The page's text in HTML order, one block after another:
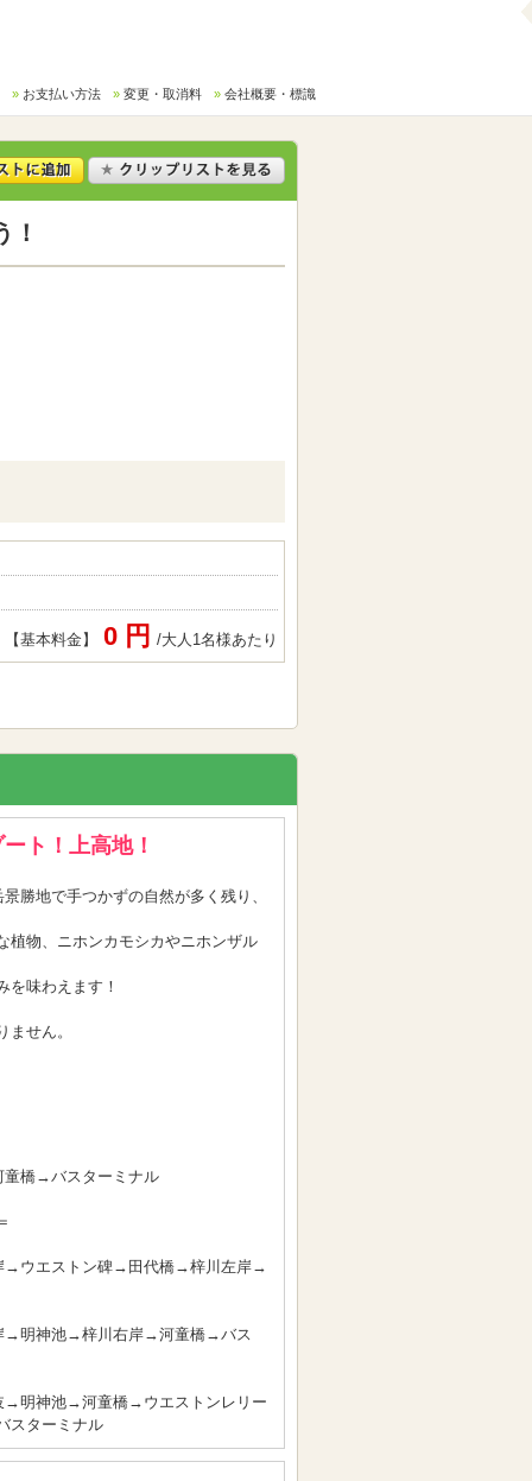
お支払い方法 変更・取消料 会社概要・標識
！
【基本料金】 0 円 /大人1名様あたり
ト！上高地！
勝地で手つかずの自然が多く残り、
植物、ニホンカモシカやニホンザル
を味わえます！
せん。
橋→バスターミナル
→ウエストン碑→田代橋→梓川左岸→
→明神池→梓川右岸→河童橋→バス
明神池→河童橋→ウエストンレリー
スターミナル